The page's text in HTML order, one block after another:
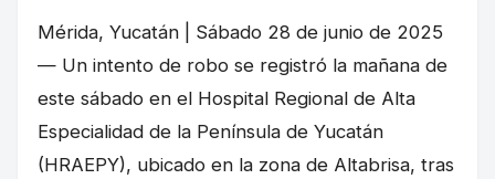
Mérida, Yucatán | Sábado 28 de junio de 2025
— Un intento de robo se registró la mañana de
este sábado en el Hospital Regional de Alta
Especialidad de la Península de Yucatán
(HRAEPY), ubicado en la zona de Altabrisa, tras